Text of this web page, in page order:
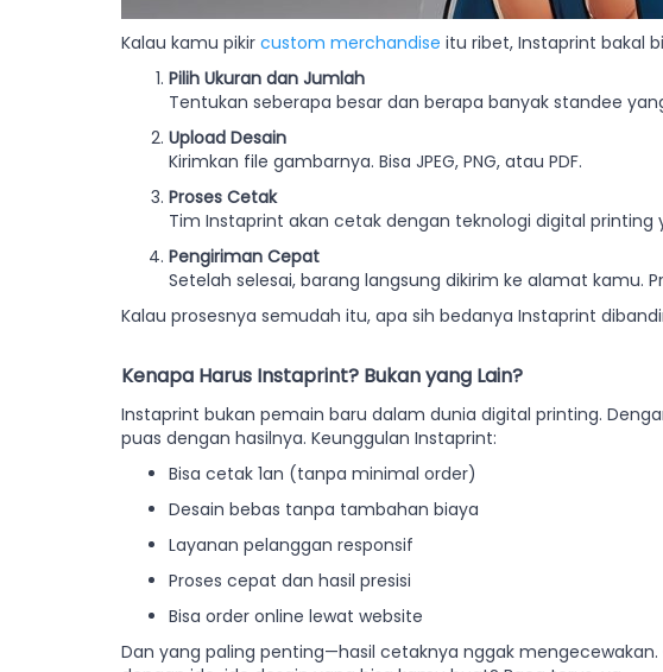
Kalau kamu pikir custom merchandise itu ribet, Instaprint bakal
Pilih Ukuran dan Jumlah
Tentukan seberapa besar dan berapa banyak standee
Upload Desain
Kirimkan file gambarnya. Bisa JPEG, PNG, atau PDF.
Proses Cetak
Tim Instaprint akan cetak dengan teknologi digital
Pengiriman Cepat
Setelah selesai, barang langsung dikirim ke alamat kamu.
Kalau prosesnya semudah itu, apa sih bedanya Instaprint
Kenapa Harus Instaprint? Bukan yang Lain?
Instaprint bukan pemain baru dalam dunia digital printing.
puas dengan hasilnya. Keunggulan Instaprint:
Bisa cetak 1an (tanpa minimal order)
Desain bebas tanpa tambahan biaya
Layanan pelanggan responsif
Proses cepat dan hasil presisi
Bisa order online lewat website
Dan yang paling penting—hasil cetaknya nggak